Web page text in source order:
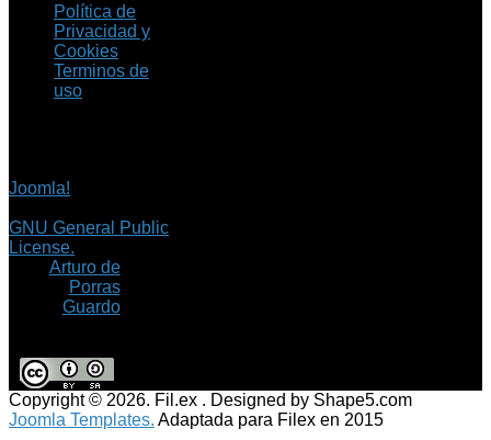
Política de
Privacidad y
Cookies
Terminos de
uso
Joomla!
GNU General Public
License.
Arturo de
Porras
Guardo
Copyright © 2026. Fil.ex . Designed by Shape5.com
Joomla Templates. Adaptada para Filex en 2015